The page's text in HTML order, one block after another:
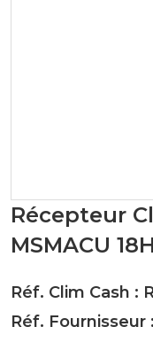
Récepteur
MSMACU
Réf. Clim Cash :
Réf. Fournisseur